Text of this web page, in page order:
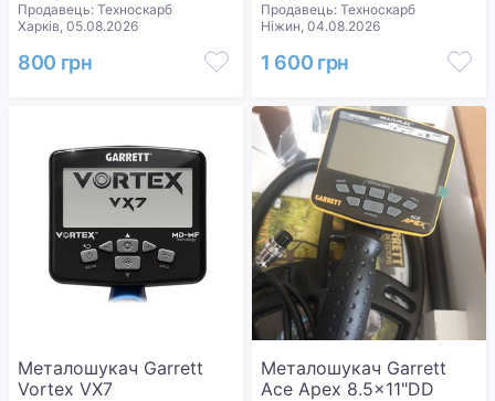
Продавець: Техноскарб
Харків, 05.08.2026
800 грн
Продавець: Техноскарб
Ніжин, 04.08.2026
1 600 грн
Металошукач Garrett
Vortex VX7
Металошукач Garrett
Ace Apex 8.5x11"DD